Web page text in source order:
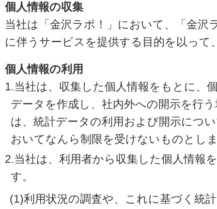
個人情報の収集
当社は「金沢ラボ！」において、「金沢
に伴うサービスを提供する目的を以って
個人情報の利用
1.当社は、収集した個人情報をもとに、
データを作成し、社内外への開示を行
は、統計データの利用および開示につ
おいてなんら制限を受けないものとし
2.当社は、利用者から収集した個人情報
す。
(1)利用状況の調査や、これに基づく統